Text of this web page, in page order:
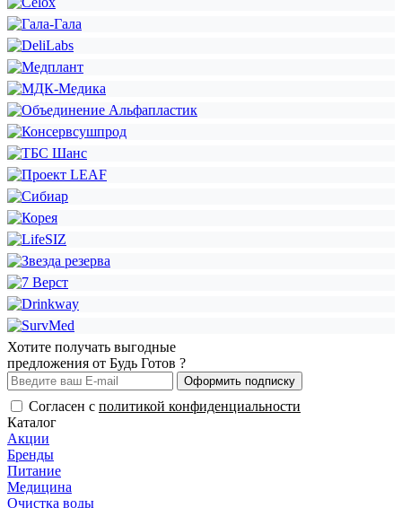
Хотите получать выгодные
предложения от Будь Готов ?
Оформить подписку
Согласен с политикой конфиденциальности
Каталог
Акции
Бренды
Питание
Медицина
Очистка воды